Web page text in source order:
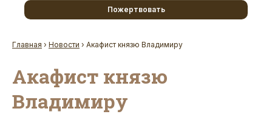
Пожертвовать
Главная › Новости › Акафист князю Владимиру
Акафист князю
Владимиру